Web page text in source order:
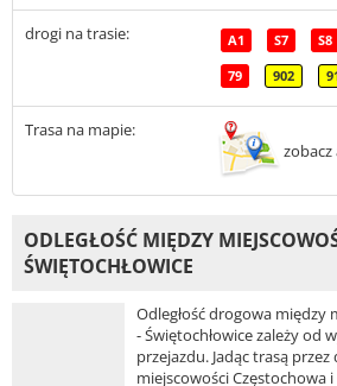
drogi na trasie: A1 S7 S8
79 902
Trasa na mapie:
ODLEGŁOŚĆ MIĘDZY
ŚWIĘTOCHŁOWICE
Odległość drogowa między
- Świętochłowice zależy od
przejazdu. Jadąc trasą przez
miejscowości Częstochowa